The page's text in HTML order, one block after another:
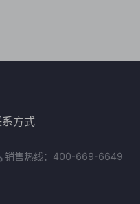
方式
销售热线：400-669-6649